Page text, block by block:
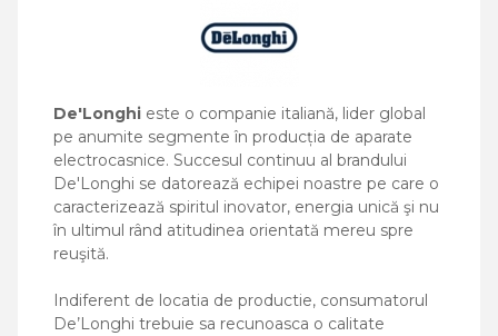
De'Longhi este o companie italiană, lider global
pe anumite segmente în producția de aparate
electrocasnice. Succesul continuu al brandului
De'Longhi se datorează echipei noastre pe care o
caracterizează spiritul inovator, energia unică şi nu
în ultimul rând atitudinea orientată mereu spre
reuşită.
Indiferent de locatia de productie, consumatorul
De’Longhi trebuie sa recunoasca o calitate